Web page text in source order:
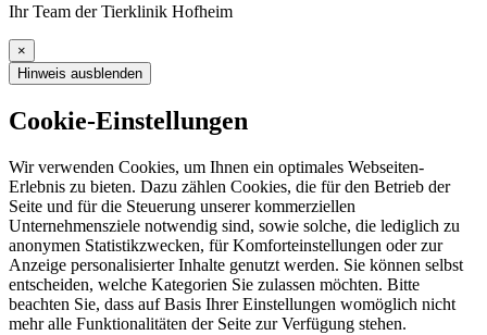
Ihr Team der Tierklinik Hofheim
×
Hinweis ausblenden
Cookie-Einstellungen
Wir verwenden Cookies, um Ihnen ein optimales Webseiten-
Erlebnis zu bieten. Dazu zählen Cookies, die für den Betrieb der
Seite und für die Steuerung unserer kommerziellen
Unternehmensziele notwendig sind, sowie solche, die lediglich zu
anonymen Statistikzwecken, für Komforteinstellungen oder zur
Anzeige personalisierter Inhalte genutzt werden. Sie können selbst
entscheiden, welche Kategorien Sie zulassen möchten. Bitte
beachten Sie, dass auf Basis Ihrer Einstellungen womöglich nicht
mehr alle Funktionalitäten der Seite zur Verfügung stehen.